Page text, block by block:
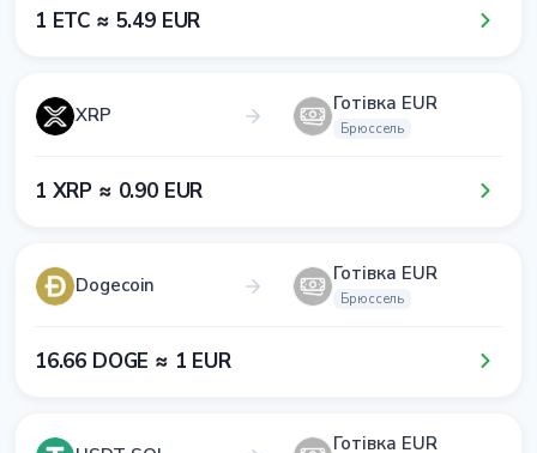
1​ ETC ≈ 5​.4​9​ EUR
XRP Готівка EUR
Брюссель
1​ XRP ≈ 0​.9​0​ EUR
Dogecoin Готівка EUR
Брюссель
1​6​.6​6​ DOGE ≈ 1​ EUR
Готівка EUR